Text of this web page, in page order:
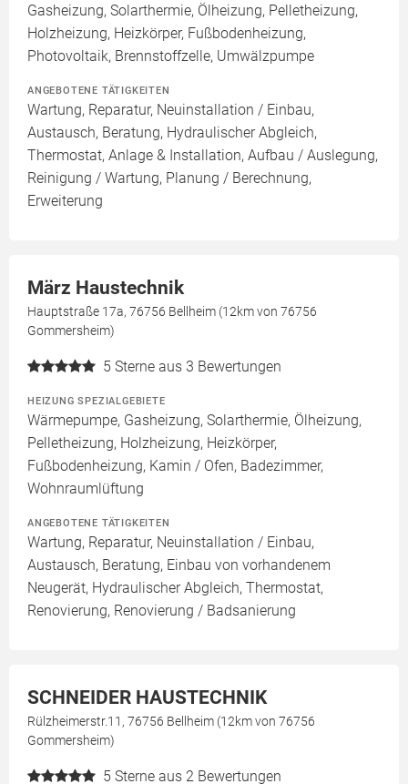
Gasheizung, Solarthermie, Ölheizung, Pelletheizung,
Holzheizung, Heizkörper, Fußbodenheizung,
Photovoltaik, Brennstoffzelle, Umwälzpumpe
ANGEBOTENE TÄTIGKEITEN
Wartung, Reparatur, Neuinstallation / Einbau,
Austausch, Beratung, Hydraulischer Abgleich,
Thermostat, Anlage & Installation, Aufbau / Auslegung,
Reinigung / Wartung, Planung / Berechnung,
Erweiterung
März Haustechnik
Hauptstraße 17a, 76756 Bellheim (12km von 76756
Gommersheim)
5 Sterne aus 3 Bewertungen
HEIZUNG SPEZIALGEBIETE
Wärmepumpe, Gasheizung, Solarthermie, Ölheizung,
Pelletheizung, Holzheizung, Heizkörper,
Fußbodenheizung, Kamin / Ofen, Badezimmer,
Wohnraumlüftung
ANGEBOTENE TÄTIGKEITEN
Wartung, Reparatur, Neuinstallation / Einbau,
Austausch, Beratung, Einbau von vorhandenem
Neugerät, Hydraulischer Abgleich, Thermostat,
Renovierung, Renovierung / Badsanierung
SCHNEIDER HAUSTECHNIK
Rülzheimerstr.11, 76756 Bellheim (12km von 76756
Gommersheim)
5 Sterne aus 2 Bewertungen